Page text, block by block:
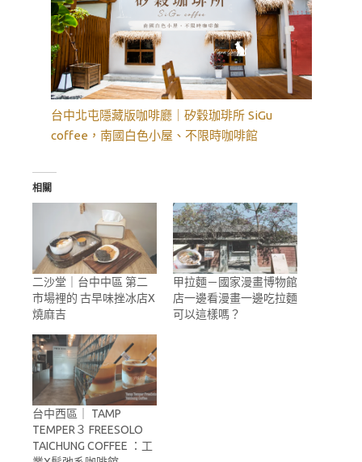
台中北屯隱藏版咖啡廳｜矽穀珈琲所 SiGu
coffee，南國白色小屋、不限時咖啡館
相關
二沙堂｜台中中區 第二
市場裡的 古早味挫冰店X
燒麻吉
甲拉麵－國家漫畫博物館
店一邊看漫畫一邊吃拉麵
可以這樣嗎？
台中西區｜ TAMP
TEMPER３ FREESOLO
TAICHUNG COFFEE ：工